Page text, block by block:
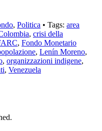
, Politica • Tags: area
, crisi della
, Fondo Monetario
, Lenín Moreno,
, organizzazioni indigene,
, Venezuela